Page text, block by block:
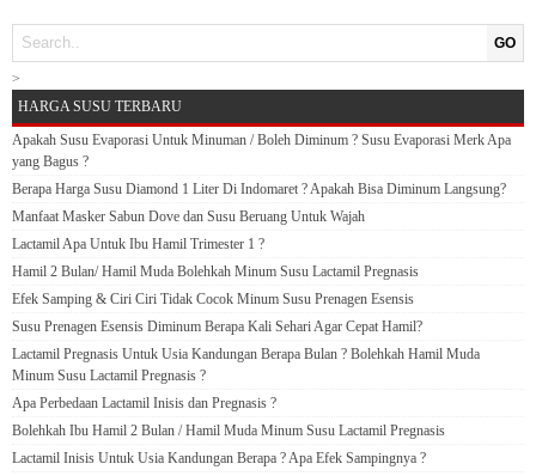
GO
>
HARGA SUSU TERBARU
Apakah Susu Evaporasi Untuk Minuman / Boleh Diminum ? Susu Evaporasi Merk Apa
yang Bagus ?
Berapa Harga Susu Diamond 1 Liter Di Indomaret ? Apakah Bisa Diminum Langsung?
Manfaat Masker Sabun Dove dan Susu Beruang Untuk Wajah
Lactamil Apa Untuk Ibu Hamil Trimester 1 ?
Hamil 2 Bulan/ Hamil Muda Bolehkah Minum Susu Lactamil Pregnasis
Efek Samping & Ciri Ciri Tidak Cocok Minum Susu Prenagen Esensis
Susu Prenagen Esensis Diminum Berapa Kali Sehari Agar Cepat Hamil?
Lactamil Pregnasis Untuk Usia Kandungan Berapa Bulan ? Bolehkah Hamil Muda
Minum Susu Lactamil Pregnasis ?
Apa Perbedaan Lactamil Inisis dan Pregnasis ?
Bolehkah Ibu Hamil 2 Bulan / Hamil Muda Minum Susu Lactamil Pregnasis
Lactamil Inisis Untuk Usia Kandungan Berapa ? Apa Efek Sampingnya ?